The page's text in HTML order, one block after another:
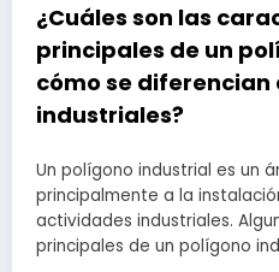
¿Cuáles son las
principales de un
cómo se diferencian
industriales?
Un polígono industrial es un
principalmente a la
actividades industriales.
principales de un polígono